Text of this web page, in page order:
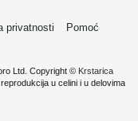
privatnosti
Pomoć
Ltd. Copyright © Krstarica
u celini i u delovima